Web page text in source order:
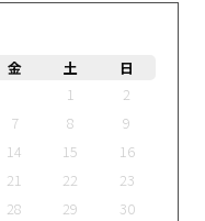
金 土
日
1
2
7 8
9
14 15
16
21 22
23
28 29
30